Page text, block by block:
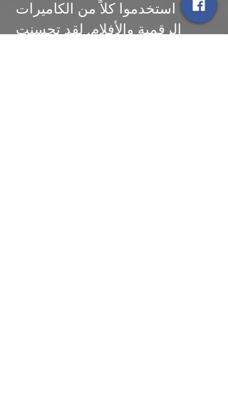
استخدموا كلاً من الكاميرات
الرقمية والأفلام. لقد تحسنت